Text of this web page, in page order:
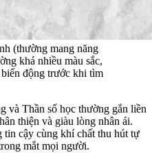
(thường mang năng
khá nhiều màu sắc,
động trước khi tìm
và Thần số học thường gắn liền
thiện và giàu lòng nhân ái.
tin cậy cùng khí chất thu hút tự
mắt mọi người.